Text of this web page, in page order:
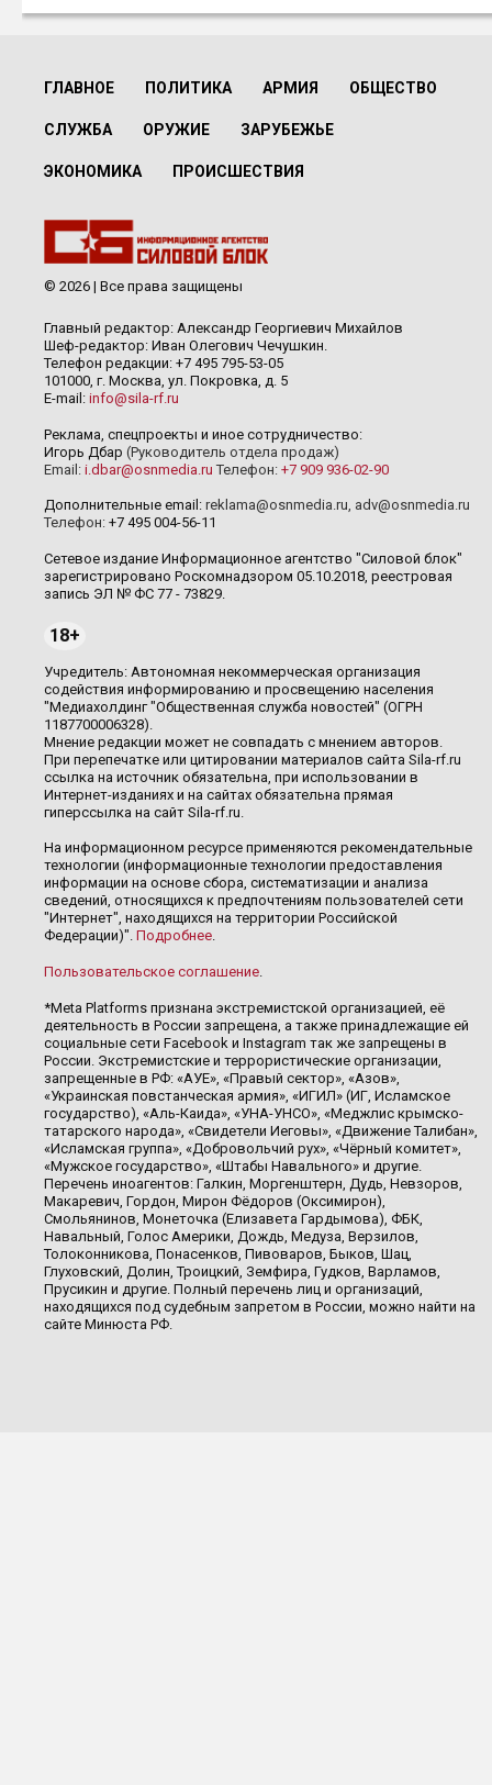
ГЛАВНОЕ ПОЛИТИКА АРМИЯ ОБЩЕСТВО
СЛУЖБА ОРУЖИЕ ЗАРУБЕЖЬЕ
ЭКОНОМИКА ПРОИСШЕСТВИЯ
© 2026 | Все права защищены
Главный редактор: Александр Георгиевич Михайлов
Шеф-редактор: Иван Олегович Чечушкин.
Телефон редакции: +7 495 795-53-05
101000, г. Москва, ул. Покровка, д. 5
E-mail: info@sila-rf.ru
Реклама, спецпроекты и иное сотрудничество:
Игорь Дбар (Руководитель отдела продаж)
Email: i.dbar@osnmedia.ru Телефон: +7 909 936-02-90
Дополнительные email: reklama@osnmedia.ru, adv@osnmedia.ru
Телефон: +7 495 004-56-11
Сетевое издание Информационное агентство "Силовой блок"
зарегистрировано Роскомнадзором 05.10.2018, реестровая
запись ЭЛ № ФС 77 - 73829.
18+
Учредитель: Автономная некоммерческая организация
содействия информированию и просвещению населения
"Медиахолдинг "Общественная служба новостей" (ОГРН
1187700006328).
Мнение редакции может не совпадать с мнением авторов.
При перепечатке или цитировании материалов сайта Sila-rf.ru
ссылка на источник обязательна, при использовании в
Интернет-изданиях и на сайтах обязательна прямая
гиперссылка на сайт Sila-rf.ru.
На информационном ресурсе применяются рекомендательные
технологии (информационные технологии предоставления
информации на основе сбора, систематизации и анализа
сведений, относящихся к предпочтениям пользователей сети
"Интернет", находящихся на территории Российской
Федерации)". Подробнее.
Пользовательское соглашение.
*Meta Platforms признана экстремистской организацией, её
деятельность в России запрещена, а также принадлежащие ей
социальные сети Facebook и Instagram так же запрещены в
России. Экстремистские и террористические организации,
запрещенные в РФ: «АУЕ», «Правый сектор», «Азов»,
«Украинская повстанческая армия», «ИГИЛ» (ИГ, Исламское
государство), «Аль-Каида», «УНА-УНСО», «Меджлис крымско-
татарского народа», «Свидетели Иеговы», «Движение Талибан»,
«Исламская группа», «Добровольчий рух», «Чёрный комитет»,
«Мужское государство», «Штабы Навального» и другие.
Перечень иноагентов: Галкин, Моргенштерн, Дудь, Невзоров,
Макаревич, Гордон, Мирон Фёдоров (Оксимирон),
Смольянинов, Монеточка (Елизавета Гардымова), ФБК,
Навальный, Голос Америки, Дождь, Медуза, Верзилов,
Толоконникова, Понасенков, Пивоваров, Быков, Шац,
Глуховский, Долин, Троицкий, Земфира, Гудков, Варламов,
Прусикин и другие. Полный перечень лиц и организаций,
находящихся под судебным запретом в России, можно найти на
сайте Минюста РФ.